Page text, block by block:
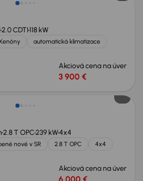
2.0 CDTI118 kW
automatická klimatizace
Akciová cena na úver
3 900 €
2.8 T OPC239 kW4x4
nové v SR 2.8 T OPC
4x4
Akciová cena na úver